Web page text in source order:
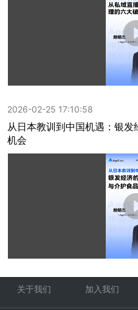
2026-02-25 17:10:58
从日本教训到中国机遇：银
机会
关于我们 加入我们